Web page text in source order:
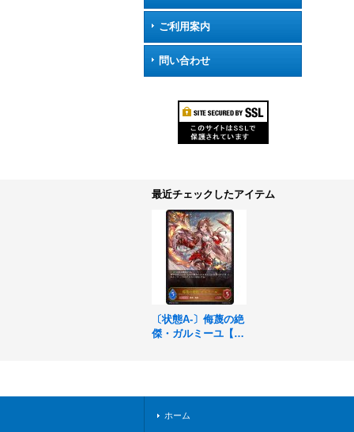
ご利用案内
問い合わせ
最近チェックしたアイテム
〔状態A-〕侮蔑の絶
傑・ガルミーユ【L
ホーム